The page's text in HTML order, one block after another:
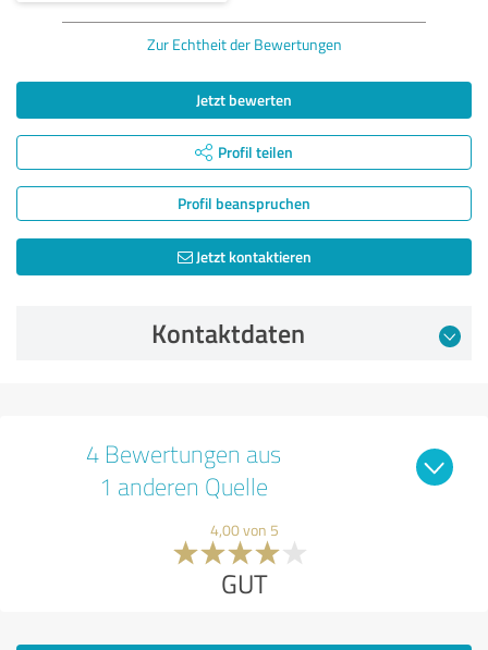
Zur Echtheit der Bewertungen
Jetzt bewerten
Profil teilen
Profil beanspruchen
Jetzt kontaktieren
Kontaktdaten
4 Bewertungen aus
1 anderen Quelle
4,00 von 5
GUT